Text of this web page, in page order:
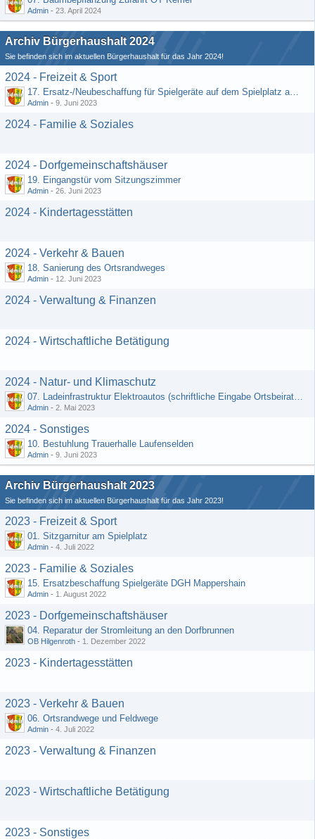
Admin - 23. April 2024
Archiv Bürgerhaushalt 2024
Sie befinden sich im aktuellen Bürgerhaushalt für das Jahr 2024!
2024 - Freizeit & Sport
17. Ersatz-/Neubeschaffung für Spielgeräte auf dem Spielplatz am DGH
Admin - 9. Juni 2023
2024 - Familie & Soziales
2024 - Dorfgemeinschaftshäuser
19. Eingangstür vom Sitzungszimmer
Admin - 26. Juni 2023
2024 - Kindertagesstätten
2024 - Verkehr & Bauen
18. Sanierung des Ortsrandweges
Admin - 12. Juni 2023
2024 - Verwaltung & Finanzen
2024 - Wirtschaftliche Betätigung
2024 - Natur- und Klimaschutz
07. Ladeinfrastruktur Elektroautos (schriftliche Eingabe Ortsbeirat Kemel)
Admin - 2. Mai 2023
2024 - Sonstiges
10. Bestuhlung Trauerhalle Laufenselden
Admin - 9. Juni 2023
Archiv Bürgerhaushalt 2023
Sie befinden sich im aktuellen Bürgerhaushalt für das Jahr 2023!
2023 - Freizeit & Sport
01. Sitzgarnitur am Spielplatz
Admin - 4. Juli 2022
2023 - Familie & Soziales
15. Ersatzbeschaffung Spielgeräte DGH Mappershain
Admin - 1. August 2022
2023 - Dorfgemeinschaftshäuser
04. Reparatur der Stromleitung an den Dorfbrunnen
OB Hilgenroth - 1. Dezember 2022
2023 - Kindertagesstätten
2023 - Verkehr & Bauen
06. Ortsrandwege und Feldwege
Admin - 4. Juli 2022
2023 - Verwaltung & Finanzen
2023 - Wirtschaftliche Betätigung
2023 - Sonstiges